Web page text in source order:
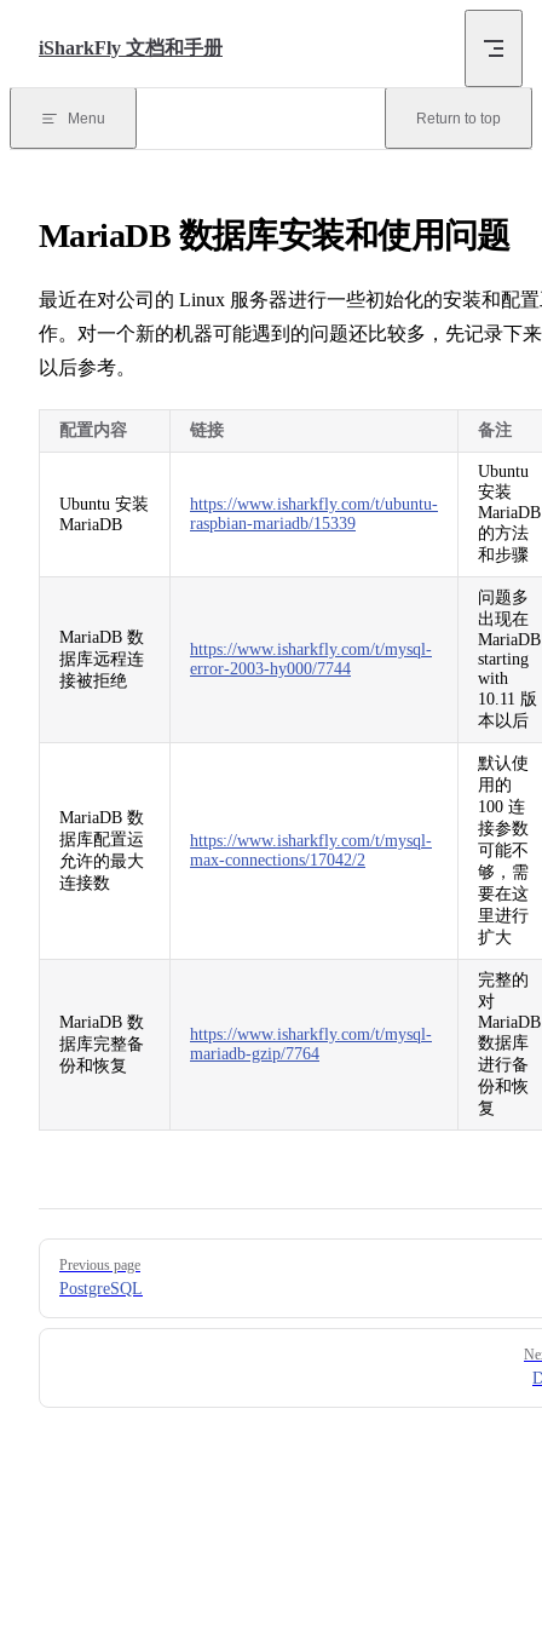
iSharkFly 文档和手册
Menu Return to top
MariaDB 数据库安装和使用问题
最近在对公司的 Linux 服务器进行一些初始化的安装和配
作。对一个新的机器可能遇到的问题还比较多，先记录下
以后参考。
配置内容 链接 备注
Ubuntu 安装
MariaDB
https://www.isharkfly.com/t/ubuntu-
raspbian-mariadb/15339
Ubuntu
安装
MariaDB
的方法
和步骤
MariaDB 数
据库远程连
接被拒绝
https://www.isharkfly.com/t/mysql-
error-2003-hy000/7744
问题多
出现在
MariaDB
starting
with
10.11 版
本以后
MariaDB 数
据库配置运
允许的最大
连接数
https://www.isharkfly.com/t/mysql-
max-connections/17042/2
默认使
用的
100 连
接参数
可能不
够，需
要在这
里进行
扩大
MariaDB 数
据库完整备
份和恢复
https://www.isharkfly.com/t/mysql-
mariadb-gzip/7764
完整的
对
MariaDB
数据库
进行备
份和恢
复
Pager
Previous page
PostgreSQL